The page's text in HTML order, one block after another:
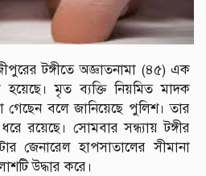
টঙ্গীতে অজ্ঞাতনামা (৪৫) এক
মৃত ব্যক্তি নিয়মিত মাদক
গেছেন বলে জানিয়েছে পুলিশ। তার
রয়েছে। সোমবার সন্ধ্যায় টঙ্গীর
জেনারেল হাপসাতালের সীমানা
উদ্ধার করে।